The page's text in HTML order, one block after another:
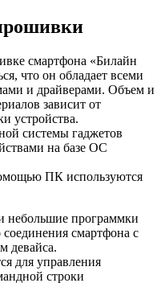
смартфона «Билайн
что он обладает всеми
и драйверами. Объем и
зависит от
устройства.
системы гаджетов
на базе ОС
ПК используются
программки
смартфона с
девайса.
для управления
строки